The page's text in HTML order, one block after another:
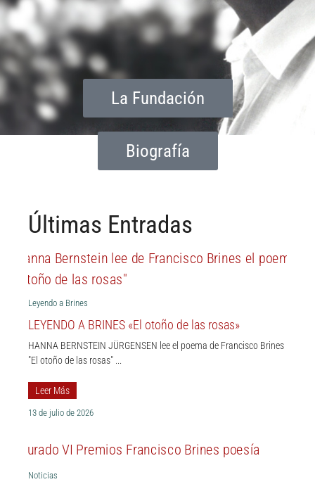
La Fundación
Biografía
Últimas Entradas
Leyendo a Brines
LEYENDO A BRINES «El otoño de las rosas»
HANNA BERNSTEIN JÜRGENSEN lee el poema de Francisco Brines
"El otoño de las rosas" ...
Leer Más
13 de julio de 2026
Noticias